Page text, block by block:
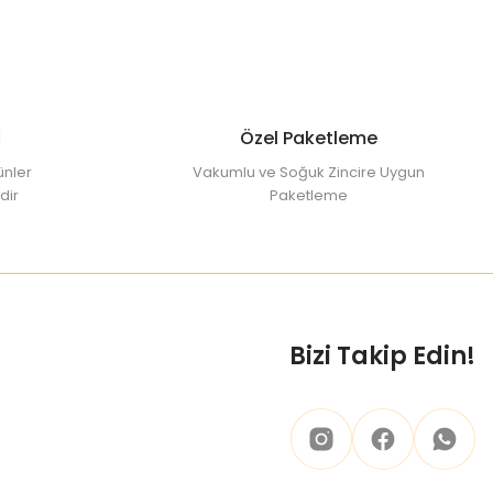
harmanlanarak dengeli bir yapı
ürünler arasında özel bir yere sahiptir.
Kendine has kokusu ve aroması
geçtiği için saf ve katkısız formuyla öne
Özel Paketleme
Vakumlu ve Soğuk Zincire Uygun
Paketleme
Bizi Takip Edin!